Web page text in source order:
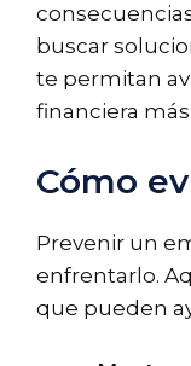
buscar
te permitan
financiera
Cómo
Prevenir un
enfrentarlo.
que pueden